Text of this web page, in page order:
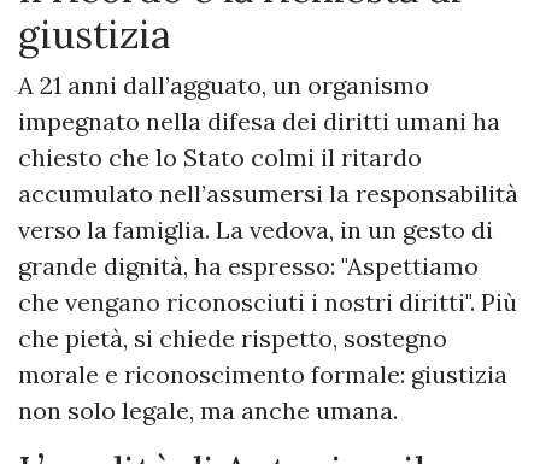
giustizia
A 21 anni dall’agguato, un organismo
impegnato nella difesa dei diritti umani ha
chiesto che lo Stato colmi il ritardo
accumulato nell’assumersi la responsabilità
verso la famiglia. La vedova, in un gesto di
grande dignità, ha espresso: "Aspettiamo
che vengano riconosciuti i nostri diritti". Più
che pietà, si chiede rispetto, sostegno
morale e riconoscimento formale: giustizia
non solo legale, ma anche umana.